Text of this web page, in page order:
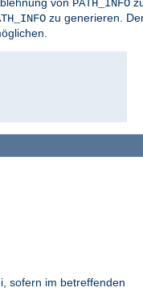
PATH_INFO
zu generieren.
sofern im betreffenden